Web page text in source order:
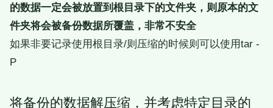
的数据一定会被放置到根目录下的文件夹，则原本的文
件夹将会被备份数据所覆盖，非常不安全
如果非要记录使用根目录/则压缩的时候则可以使用tar -
P
将备份的数据解压缩，并考虑特定目录的